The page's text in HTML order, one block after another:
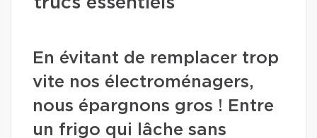
En évitant de remplacer trop
vite nos électroménagers,
nous épargnons gros ! Entre
un frigo qui lâche sans